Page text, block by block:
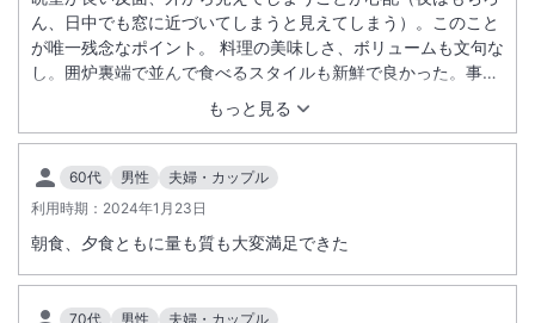
もっと見る
ん、日中でも窓に近づいてしまうと見えてしまう）。このこと
が唯一残念なポイント。 料理の美味しさ、ボリュームも文句な
し。囲炉裏端で並んで食べるスタイルも新鮮で良かった。事前
に案内はあったものの、どんな料理なのか見返せるように献立
があったら旅の思い出にもなるかと。 館内、温泉、部屋ともに
清潔感あふれていてとても快適。 館内の湧き水「栃の井」 や
みつきなるほど美味しい美味しい水。湯上がりや朝目覚めのと
きに最高。 駅から送迎サービスがあることも嬉しい。
60代 男性
夫婦・カップル
利用時期： 2024年1月23日
朝食、夕食ともに量も質も大変満足できた
70代 男性 夫婦・カップル